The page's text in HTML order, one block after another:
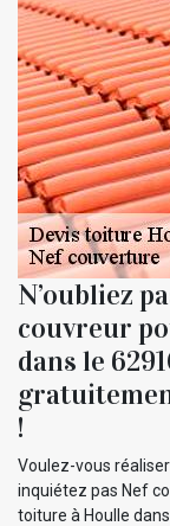
N’oubliez
couvreur
dans le
!
Voulez-vous
inquiétez pas Nef
toiture à Houlle